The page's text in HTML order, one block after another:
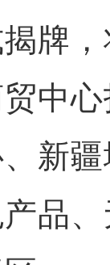
牌
中
新
品